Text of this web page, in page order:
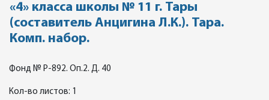
«4» класса школы № 11 г. Тары
(составитель Анцигина Л.К.). Тара.
Комп. набор.
Фонд № Р-892. Оп.2. Д. 40
Кол-во листов: 1